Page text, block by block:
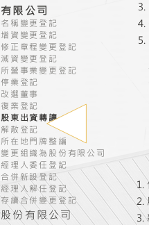
有限公司
名稱變更登記
增資變更登記
修正章程變更登記
減資變更登記
所營事業變更登記
停業登記
改選董事
復業登記
股東出資轉讓
解散登記
所在地門牌整編
變更組織為股份有限公司
經理人委任登記
合併新設登記
經理人解任登記
存續合併變更登記
股份有限公司